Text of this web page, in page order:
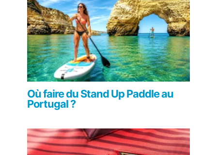
Où faire du Stand Up Paddle au
Portugal ?